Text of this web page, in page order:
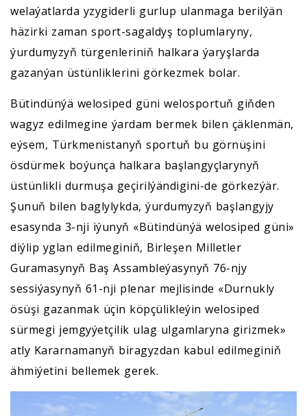
welaýatlarda yzygiderli gurlup ulanmaga berilýän
häzirki zaman sport-sagaldyş toplumlaryny,
ýurdumyzyň türgenleriniň halkara ýaryşlarda
gazanýan üstünliklerini görkezmek bolar.
Bütindünýä welosiped güni welosportuň giňden
wagyz edilmegine ýardam bermek bilen çäklenmän,
eýsem, Türkmenistanyň sportuň bu görnüşini
ösdürmek boýunça halkara başlangyçlarynyň
üstünlikli durmuşa geçirilýändigini-de görkezýär.
Şunuň bilen baglylykda, ýurdumyzyň başlangyjy
esasynda 3-nji iýunyň «Bütindünýä welosiped güni»
diýlip yglan edilmeginiň, Birleşen Milletler
Guramasynyň Baş Assambleýasynyň 76-njy
sessiýasynyň 61-nji plenar mejlisinde «Durnukly
ösüşi gazanmak üçin köpçülikleýin welosiped
sürmegi jemgyýetçilik ulag ulgamlaryna girizmek»
atly Kararnamanyň biragyzdan kabul edilmeginiň
ähmiýetini bellemek gerek.